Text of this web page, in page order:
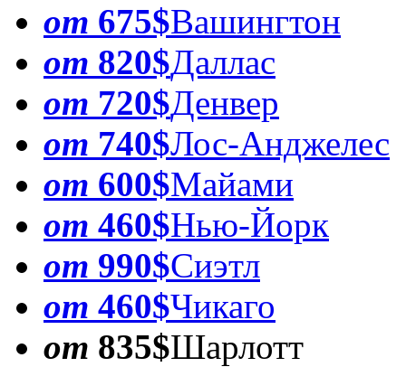
от 675$Вашингтон
от 820$Даллас
от 720$Денвер
от 740$Лос-Анджелес
от 600$Майами
от 460$Нью-Йорк
от 990$Сиэтл
от 460$Чикаго
от 835$Шарлотт